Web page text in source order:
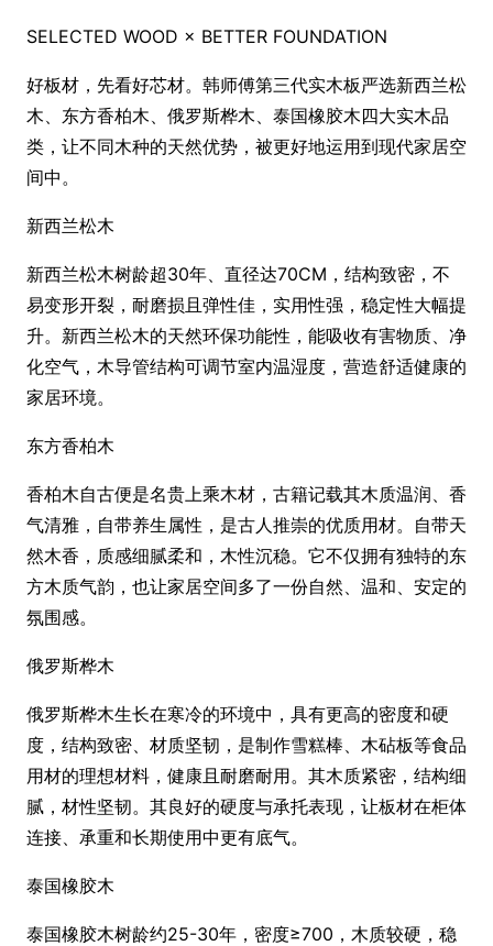
SELECTED WOOD × BETTER FOUNDATION
好板材，先看好芯材。韩师傅第三代实木板严选新西兰松
木、东方香柏木、俄罗斯桦木、泰国橡胶木四大实木品
类，让不同木种的天然优势，被更好地运用到现代家居空
间中。
新西兰松木
新西兰松木树龄超30年、直径达70CM，结构致密，不
易变形开裂，耐磨损且弹性佳，实用性强，稳定性大幅提
升。新西兰松木的天然环保功能性，能吸收有害物质、净
化空气，木导管结构可调节室内温湿度，营造舒适健康的
家居环境。
东方香柏木
香柏木自古便是名贵上乘木材，古籍记载其木质温润、香
气清雅，自带养生属性，是古人推崇的优质用材。自带天
然木香，质感细腻柔和，木性沉稳。它不仅拥有独特的东
方木质气韵，也让家居空间多了一份自然、温和、安定的
氛围感。
俄罗斯桦木
俄罗斯桦木生长在寒冷的环境中，具有更高的密度和硬
度，结构致密、材质坚韧，是制作雪糕棒、木砧板等食品
用材的理想材料，健康且耐磨耐用。其木质紧密，结构细
腻，材性坚韧。其良好的硬度与承托表现，让板材在柜体
连接、承重和长期使用中更有底气。
泰国橡胶木
泰国橡胶木树龄约25-30年，密度≥700，木质较硬，稳